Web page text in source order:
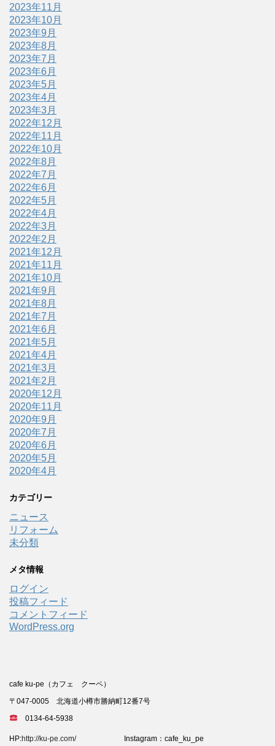
2023年11月
2023年10月
2023年9月
2023年8月
2023年7月
2023年6月
2023年5月
2023年4月
2023年3月
2022年12月
2022年11月
2022年10月
2022年8月
2022年7月
2022年6月
2022年5月
2022年4月
2022年3月
2022年2月
2021年12月
2021年11月
2021年10月
2021年9月
2021年8月
2021年7月
2021年6月
2021年5月
2021年4月
2021年3月
2021年2月
2020年12月
2020年11月
2020年9月
2020年7月
2020年6月
2020年5月
2020年4月
カテゴリー
ニュース
リフォーム
未分類
メタ情報
ログイン
投稿フィード
コメントフィード
WordPress.org
cafe ku-pe（カフェ クーペ）
〒047-0005 北海道小樽市勝納町12番7号
0134-64-5938
HP:http://ku-pe.com/ Instagram：cafe_ku_pe